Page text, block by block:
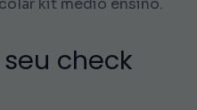
check